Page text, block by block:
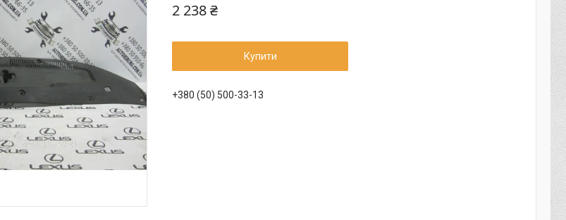
2 238 ₴
Купити
+380 (50) 500-33-13